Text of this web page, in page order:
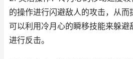
的操作进行闪避敌人的攻击，从而
可以利用冷月心的瞬移技能来躲
进行反击。